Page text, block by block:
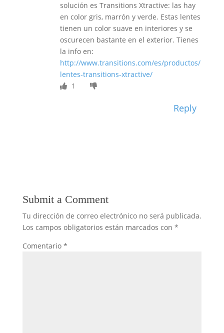
solución es Transitions Xtractive: las hay
en color gris, marrón y verde. Estas lentes
tienen un color suave en interiores y se
oscurecen bastante en el exterior. Tienes
la info en:
http://www.transitions.com/es/productos/
lentes-transitions-xtractive/
1
Reply
Submit a Comment
Tu dirección de correo electrónico no será publicada.
Los campos obligatorios están marcados con *
Comentario *